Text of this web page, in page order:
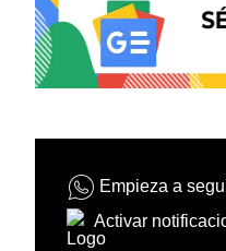
Empieza a
Activar